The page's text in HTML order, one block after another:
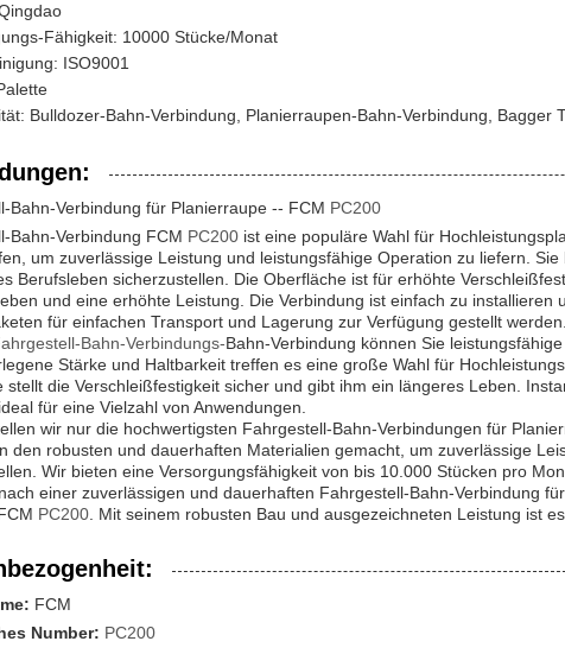
Fähigkeit: 10000 Stücke/Monat
ISO9001
Bulldozer-Bahn-Verbindung, Planierraupen-Bahn-Verbindung, Bagger
Bahn-Verbindung für Planierraupe -- FCM PC200
Bahn-Verbindung FCM PC200 ist eine populäre Wahl für
um zuverlässige Leistung und leistungsfähige Operation zu liefern.
Berufsleben sicherzustellen. Die Oberfläche ist für erhöhte
und eine erhöhte Leistung. Die Verbindung ist einfach zu installieren
für einfachen Transport und Lagerung zur Verfügung gestellt werden.
Bahn-Verbindungs-Bahn-Verbindung können Sie
Stärke und Haltbarkeit treffen es eine große Wahl für
stellt die Verschleißfestigkeit sicher und gibt ihm ein längeres Leben.
für eine Vielzahl von Anwendungen.
wir nur die hochwertigsten Fahrgestell-Bahn-Verbindungen für
den robusten und dauerhaften Materialien gemacht, um zuverlässige
Wir bieten eine Versorgungsfähigkeit von bis 10.000 Stücken pro
einer zuverlässigen und dauerhaften Fahrgestell-Bahn-Verbindung
PC200 . Mit seinem robusten Bau und ausgezeichneten Leistung ist
FCM
Number: PC200